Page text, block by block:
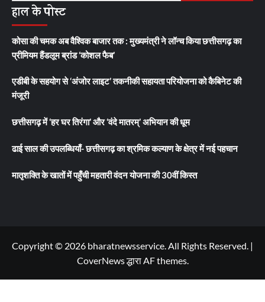
खोजें:
हाल के पोस्ट
कोसा की चमक अब वैश्विक बाजार तक : मुख्यमंत्री ने लॉन्च किया छत्तीसगढ़ का
प्रीमियम हैंडलूम ब्रांड ‘कोशल फैब’
एडीबी के सहयोग से ‘अंजोर लाइट’ तकनीकी सहायता परियोजना को कैबिनेट की
मंजूरी
छत्तीसगढ़ में ‘हर घर तिरंगा’ और ‘वंदे मातरम्’ अभियान की धूम
ढाई साल की उपलब्धियाँ- छत्तीसगढ़ का श्रमिक कल्याण के क्षेत्र में नई पहचान
मातृशक्ति के खातों में पहुँची महतारी वंदन योजना की 30वीं किस्त
Copyright © 2026 bharatnewsservice. All Rights Reserved. |
CoverNewsद्धारा AF themes.